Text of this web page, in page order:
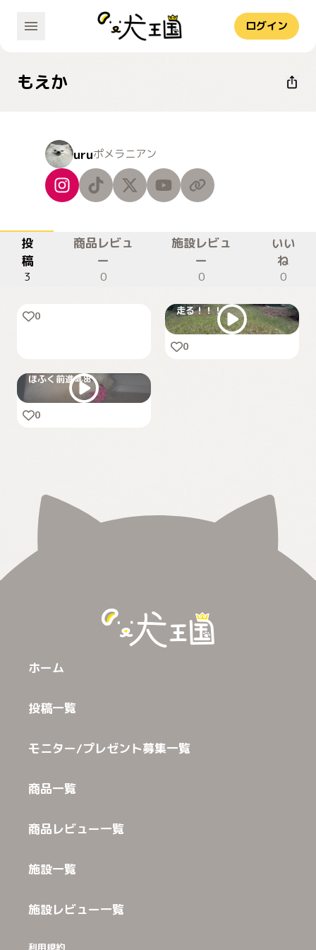
ログイン
もえか
uruポメラニアン
投
稿
3
商品レビュ
ー
0
施設レビュ
ー
0
いい
ね
0
お出かけ大好き！
0 走る！！！
0
ほふく前進ꔛꕤ
0
ホーム
投稿一覧
モニター/プレゼント募集一覧
商品一覧
商品レビュー一覧
施設一覧
施設レビュー一覧